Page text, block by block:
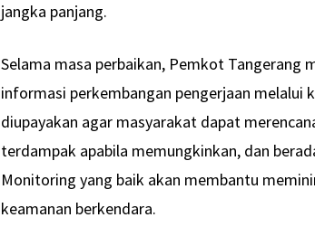
jangka panjang.
Selama masa perbaikan, Pemkot
informasi perkembangan pengerjaan melalui
diupayakan agar masyarakat dapat
terdampak apabila memungkinkan, dan
Monitoring yang baik akan membantu
keamanan berkendara.